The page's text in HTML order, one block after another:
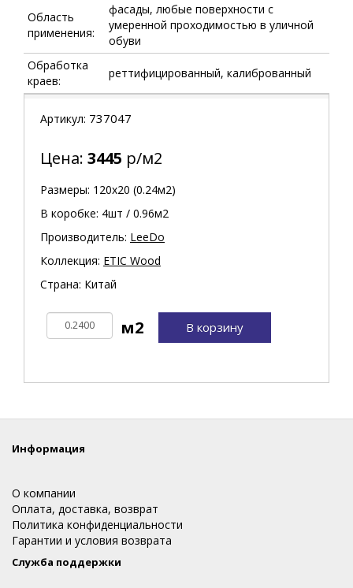
Область
применения:
фасады, любые поверхности с
умеренной проходимостью в уличной
обуви
Обработка
краев:
реттифицированный, калиброванный
Артикул: 737047
Цена: 3445 р/м2
Размеры: 120х20 (0.24м2)
В коробке: 4шт / 0.96м2
Производитель: LeeDo
Коллекция: ETIC Wood
Страна: Китай
В корзину
Информация
О компании
Оплата, доставка, возврат
Политика конфиденциальности
Гарантии и условия возврата
Служба поддержки